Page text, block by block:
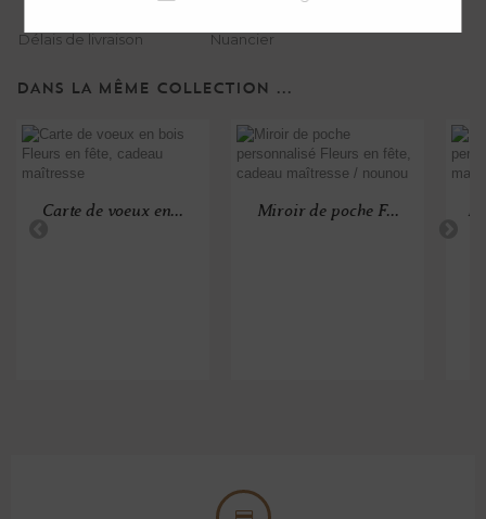
Délais de livraison Nuancier
DANS LA MÊME COLLECTION ...
Carte de voeux en... Miroir de poche F...